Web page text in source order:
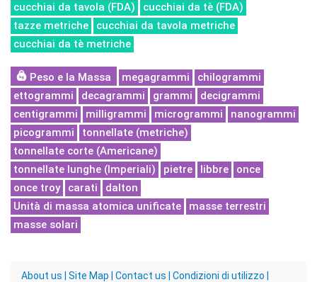
cucchiai da tavola (FDA)
cucchiai da tè (FDA)
tazze metriche
cucchiai da tavola metriche
cucchiai da tè metriche
Peso e la Massa megagrammi
chilogrammi
ettogrammi
decagrammi grammi
decigrammi
centigrammi
milligrammi microgrammi
nanogrammi
picogrammi
tonnellate (metriche)
tonnellate corte (Americane)
tonnellate lunghe (Imperiali)
pietre libbre
once
once troy
carati
dalton
Unità di massa atomica unificate
masse terrestri
masse solari
About us Site Map Contact us Condizioni di utilizzo